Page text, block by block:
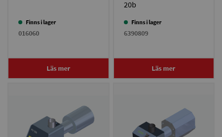
Finns i lager
016060
Läs mer
20b
Finns i lager
6390809
Läs mer